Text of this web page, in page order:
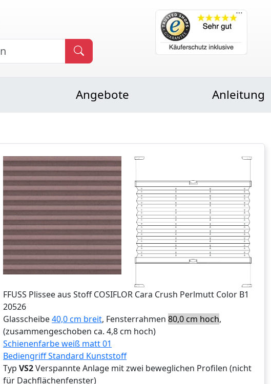
Angebote Anleitung
FFUSS Plissee aus Stoff COSIFLOR Cara Crush Perlmutt Color B1
20526
Glasscheibe40,0 cm breit, Fensterrahmen 80,0 cm hoch,
(zusammengeschoben ca. 4,8 cm hoch)
Schienenfarbe weiß matt 01
Bediengriff Standard Kunststoff
Typ VS2Verspannte Anlage mit zwei beweglichen Profilen (nicht
für Dachflächenfenster)